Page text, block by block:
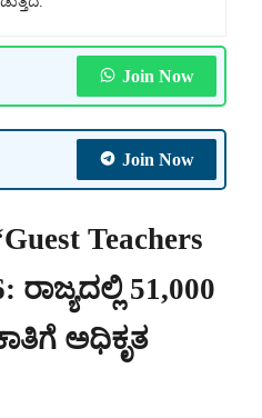
Join Now
Join Now
Teachers
ರಾಜ್ಯದಲ್ಲಿ 51,000
ಅಧಿಕೃತ